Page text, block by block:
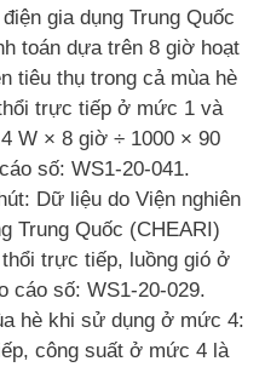
gia dụng Trung Quốc
toán dựa trên 8 giờ hoạt
tiêu thụ trong cả mùa hè
trực tiếp ở mức 1 và
W × 8 giờ ÷ 1000 × 90
số: WS1-20-041.
Dữ liệu do Viện nghiên
Trung Quốc (CHEARI)
trực tiếp, luồng gió ở
cáo số: WS1-20-029.
hè khi sử dụng ở mức 4:
công suất ở mức 4 là